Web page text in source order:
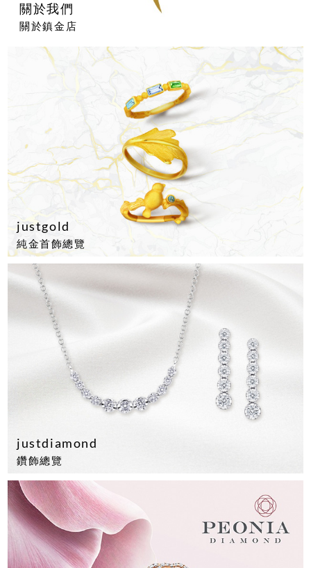
關於我們
關於鎮金店
justgold
純金首飾總覽
justdiamond
鑽飾總覽